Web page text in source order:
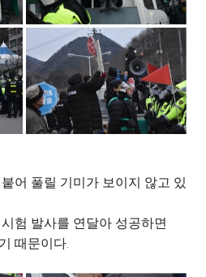
어 풀릴 기미가 보이지 않고 있
험 발사를 연달아 성공하면
때문이다.